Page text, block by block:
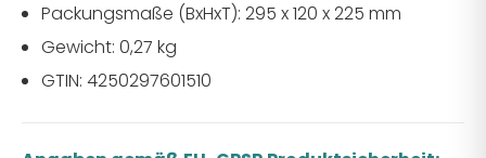
Packungsmaße (BxHxT): 295 x 120 x 225 mm
Gewicht: 0,27 kg
GTIN: 4250297601510